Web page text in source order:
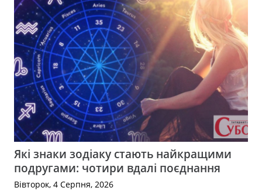
Які знаки зодіаку стають найкращими
подругами: чотири вдалі поєднання
Вівторок, 4 Серпня, 2026